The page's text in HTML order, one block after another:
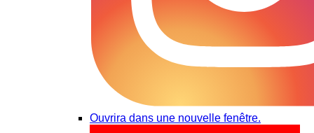
Ouvrira dans une nouvelle fenêtre.